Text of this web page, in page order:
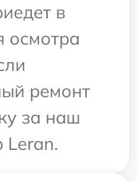
в
осмотра
ремонт
за наш
Leran.